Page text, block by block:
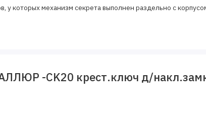
у которых механизм секрета выполнен раздельно с
-CK20 крест.ключ д/